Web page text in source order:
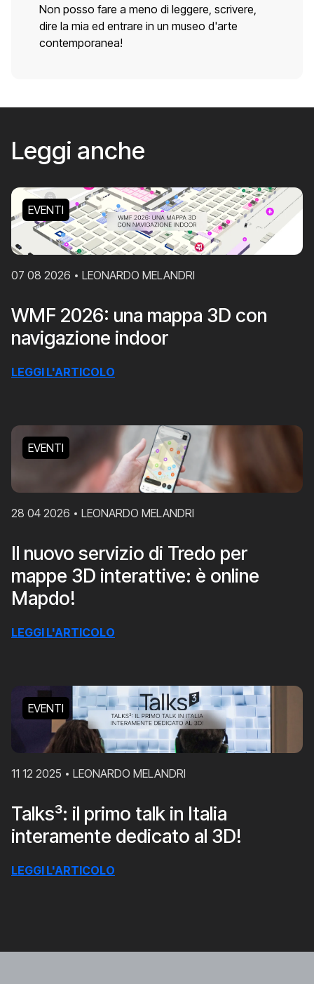
Non posso fare a meno di leggere, scrivere,
dire la mia ed entrare in un museo d'arte
contemporanea!
Leggi anche
EVENTI
07 08 2026 LEONARDO MELANDRI
WMF 2026: una mappa 3D con
navigazione indoor
LEGGI L'ARTICOLO
EVENTI
28 04 2026 LEONARDO MELANDRI
Il nuovo servizio di Tredo per
mappe 3D interattive: è online
Mapdo!
LEGGI L'ARTICOLO
EVENTI
11 12 2025 LEONARDO MELANDRI
Talks³: il primo talk in Italia
interamente dedicato al 3D!
LEGGI L'ARTICOLO